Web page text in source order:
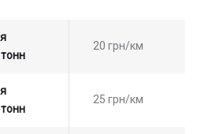
20 грн/км
25 грн/км